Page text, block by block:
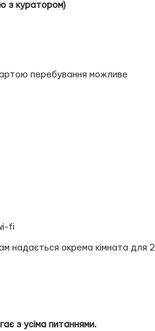
з куратором)
перебування можливе
fi
надається окрема кімната для 2
з усіма питаннями.